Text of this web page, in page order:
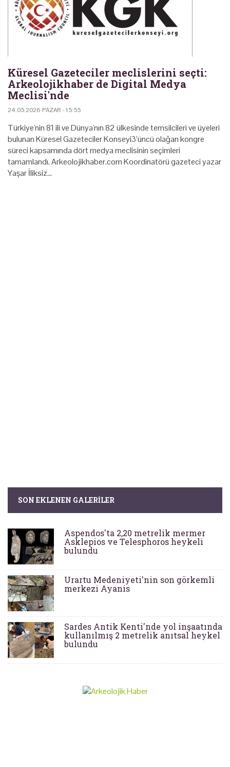
Küresel Gazeteciler meclislerini seçti:
Arkeolojikhaber de Digital Medya
Meclisi'nde
24.05.2026 PAZAR - 15:55
Türkiye'nin 81 ili ve Dünya'nın 82 ülkesinde temsilcileri ve üyeleri
bulunan Küresel Gazeteciler Konseyi3’üncü olağan kongre
süreci kapsamında dört medya meclisinin seçimleri
tamamlandı. Arkeolojikhaber.com Koordinatörü gazeteci yazar
Yaşar İliksiz…
SON EKLENEN GALERILER
Aspendos'ta 2,20 metrelik mermer
Asklepios ve Telesphoros heykeli
bulundu
Urartu Medeniyeti'nin son görkemli
merkezi Ayanis
Sardes Antik Kenti'nde yol inşaatında
kullanılmış 2 metrelik anıtsal heykel
bulundu